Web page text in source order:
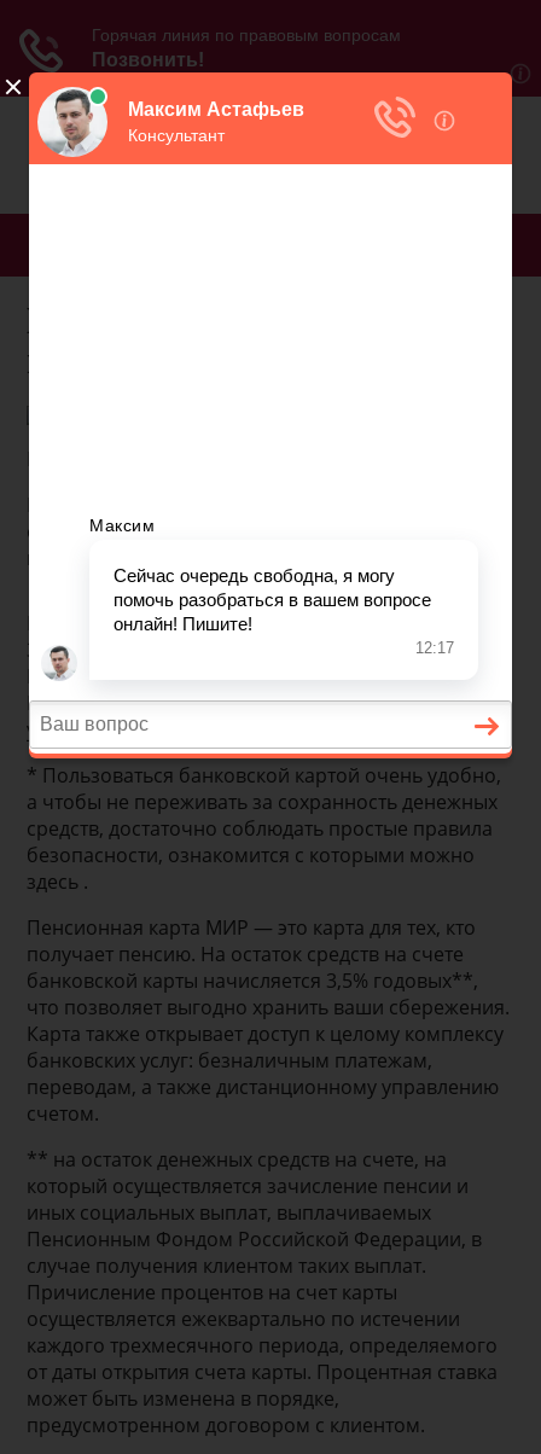
Карта мой алми для
пенсионеров
основным банковским услугам, повышенный
процент на остаток по карте.
Бесплатное обслуживание
3,5% годовых на остаток по карте
Все скидки от партнеров СПАСИБО
Получение наличных в России на одинаковых
условиях
* Пользоваться банковской картой очень удобно,
а чтобы не переживать за сохранность денежных
средств, достаточно соблюдать простые правила
безопасности, ознакомится с которыми можно
здесь .
Пенсионная карта МИР — это карта для тех, кто
получает пенсию. На остаток средств на счете
банковской карты начисляется 3,5% годовых**,
что позволяет выгодно хранить ваши сбережения.
Карта также открывает доступ к целому комплексу
банковских услуг: безналичным платежам,
переводам, а также дистанционному управлению
счетом.
** на остаток денежных средств на счете, на
который осуществляется зачисление пенсии и
иных социальных выплат, выплачиваемых
Пенсионным Фондом Российской Федерации, в
случае получения клиентом таких выплат.
Причисление процентов на счет карты
осуществляется ежеквартально по истечении
каждого трехмесячного периода, определяемого
от даты открытия счета карты. Процентная ставка
может быть изменена в порядке,
предусмотренном договором с клиентом.